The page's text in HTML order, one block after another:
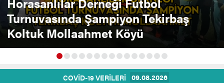
Turnuvasında Şampiyon Tekirbaş
Koltuk Mollaahmet Köyü
COVİD-19 VERİLERİ 09.08.2026